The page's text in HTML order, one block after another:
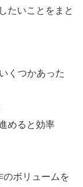
たいことをまと
くつかあった
めると効率
ボリュームを